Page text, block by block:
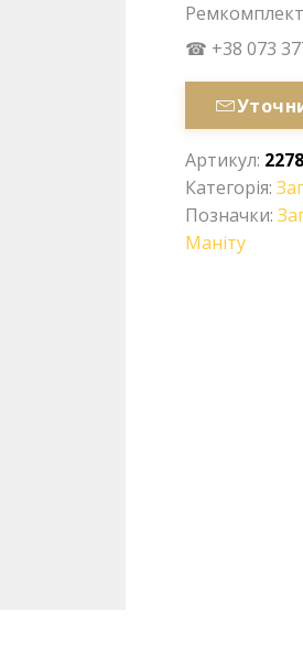
☎ +38 073
Артикул:
Категорія:
Позначки:
Маніту